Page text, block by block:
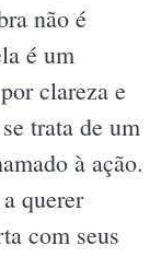
não é
é um
clareza e
trata de um
à ação.
querer
com seus